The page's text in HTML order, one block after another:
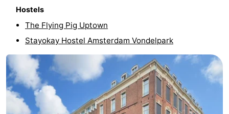
Hostels
The Flying Pig Uptown
Stayokay Hostel Amsterdam Vondelpark